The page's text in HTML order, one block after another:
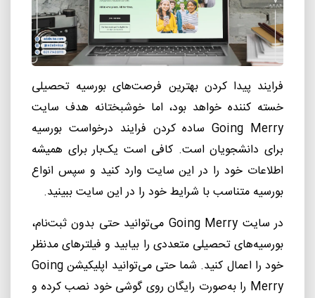
فرایند پیدا کردن بهترین فرصتهای بورسیه تحصیلی
خسته کننده خواهد بود، اما خوشبختانه هدف سایت
Going Merryساده کردن فرایند درخواست بورسیه
برای دانشجویان است. کافی است یکبار برای همیشه
اطلاعات خود را در این سایت وارد کنید و سپس انواع
بورسیه متناسب با شرایط خود را در این سایت ببینید.
در سایت Going Merry میتوانید حتی بدون ثبتنام،
بورسیههای تحصیلی متعددی را بیابید و فیلترهای مدنظر
خود را اعمال کنید. شما حتی میتوانید اپلیکیشنGoing
Merry را بهصورت رایگان روی گوشی خود نصب کرده و